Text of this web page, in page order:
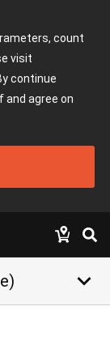
count
visit
continue
and agree on
keyboard_arrow_down